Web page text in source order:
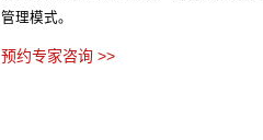
管理模式。
预约专家咨询 >>